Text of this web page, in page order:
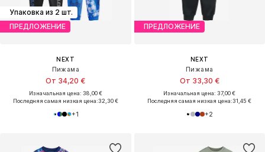
Упаковка из 2 шт.
ПРЕДЛОЖЕНИЕ
NEXT
Пижама
От 34,20 €
Изначальная цена: 38,00 €
Последняя самая низкая цена:32,30 €
+1
ПРЕДЛОЖЕНИЕ
NEXT
Пижама
От 33,30 €
Изначальная цена: 37,00 €
Последняя самая низкая цена:31,45 €
+2